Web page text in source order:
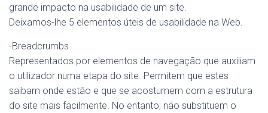
grande impacto na usabilidade de um site.
Deixamos-lhe 5 elementos úteis de usabilidade na Web.
-Breadcrumbs
Representados por elementos de navegação que auxiliam
o utilizador numa etapa do site. Permitem que estes
saibam onde estão e que se acostumem com a estrutura
do site mais facilmente. No entanto, não substituem o